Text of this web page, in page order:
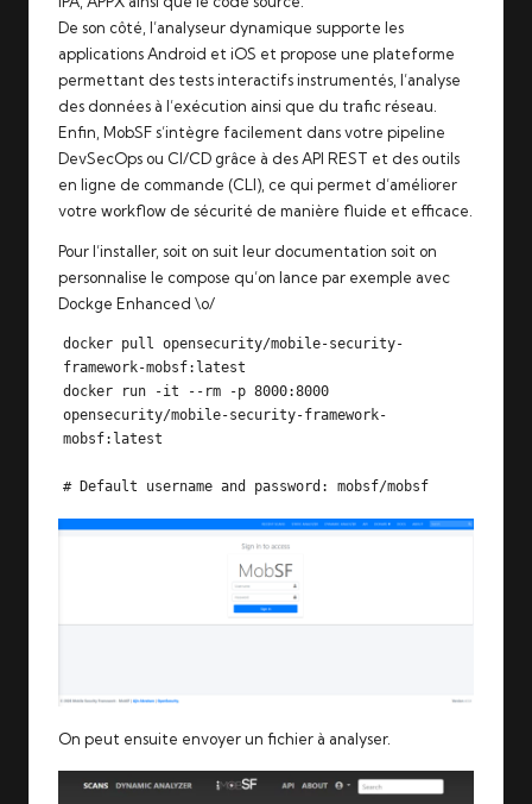
De son côté, l’analyseur dynamique supporte les
applications Android et iOS et propose une plateforme
permettant des tests interactifs instrumentés, l’analyse
des données à l’exécution ainsi que du trafic réseau.
Enfin, MobSF s’intègre facilement dans votre pipeline
DevSecOps ou CI/CD grâce à des API REST et des outils
en ligne de commande (CLI), ce qui permet d’améliorer
votre workflow de sécurité de manière fluide et efficace.
Pour l’installer, soit on suit leur documentation soit on
personnalise le compose qu’on lance par exemple avec
Dockge Enhanced \o/
docker pull opensecurity/mobile-security-
framework-mobsf:latest
docker run -it --rm -p 8000:8000
opensecurity/mobile-security-framework-
mobsf:latest
# Default username and password: mobsf/mobsf
On peut ensuite envoyer un fichier à analyser.